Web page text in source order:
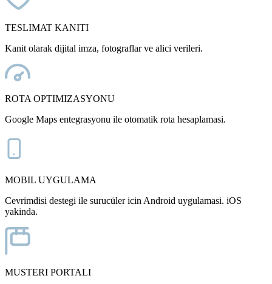
TESLIMAT KANITI
Kanit olarak dijital imza, fotograflar ve alici verileri.
ROTA OPTIMIZASYONU
Google Maps entegrasyonu ile otomatik rota hesaplamasi.
MOBIL UYGULAMA
Cevrimdisi destegi ile surucüler icin Android uygulamasi. iOS
yakinda.
MUSTERI PORTALI